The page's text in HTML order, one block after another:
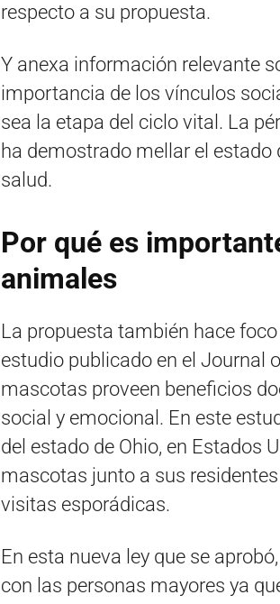
respecto a su propuesta.
Y anexa información relevante
importancia de los vínculos
sea la etapa del ciclo vital. La
ha demostrado mellar el
salud.
Por qué es
animales
La propuesta también hace
estudio publicado en el Journal
mascotas proveen beneficios
social y emocional. En este
del estado de Ohio, en Estados
mascotas junto a sus
visitas esporádicas.
En esta nueva ley que se
con las personas mayores ya